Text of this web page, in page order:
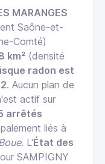
MARANGES
Saône-et-
Comté)
km² (densité
radon est
. Aucun plan de
actif sur
arrêtés
liés à
. L'État des
SAMPIGNY